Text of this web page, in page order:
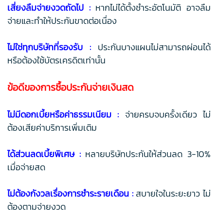
เสี่ยงลืมจ่ายงวดถัดไป :หากไม่ได้ตั้งชำระอัตโนมัติ อาจลืม
จ่ายและทำให้ประกันขาดต่อเนื่อง
ไม่ใช่ทุกบริษัทที่รองรับ : ประกันบางแผนไม่สามารถผ่อนได้
หรือต้องใช้บัตรเครดิตเท่านั้น
ข้อดีของการซื้อประกันจ่ายเงินสด
ไม่มีดอกเบี้ยหรือค่าธรรมเนียม : จ่ายครบจบครั้งเดียว ไม่
ต้องเสียค่าบริการเพิ่มเติม
ได้ส่วนลดเบี้ยพิเศษ : หลายบริษัทประกันให้ส่วนลด 3-10%
เมื่อจ่ายสด
ไม่ต้องกังวลเรื่องการชำระรายเดือน : สบายใจในระยะยาว ไม่
ต้องตามจ่ายงวด